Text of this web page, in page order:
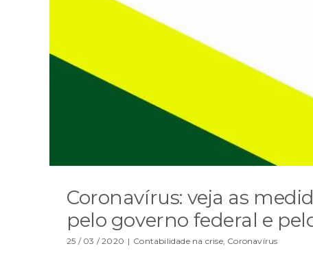
Coronavírus: veja as
pelo governo federal e
25 / 03 / 2020 | Contabilidade na crise, Coronavírus